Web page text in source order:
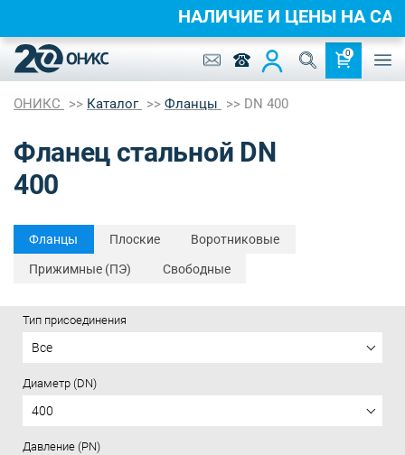
0
ОНИКС Каталог Фланцы DN 400
Фланец стальной DN
400
Фланцы Плоские Воротниковые
Прижимные (ПЭ) Свободные
Тип присоединения
Все
Диаметр (DN)
400
Давление (PN)
НАЛИЧИЕ И ЦЕНЫ НА